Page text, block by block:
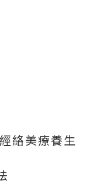
絡美療養生